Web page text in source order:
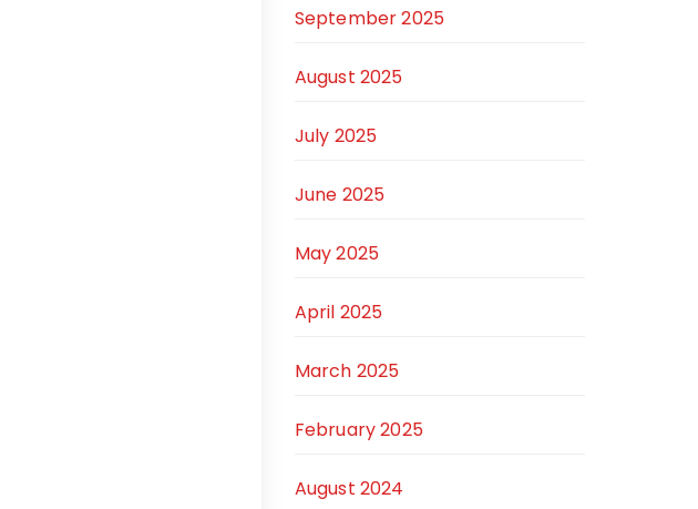
September 2025
August 2025
July 2025
June 2025
May 2025
April 2025
March 2025
February 2025
August 2024